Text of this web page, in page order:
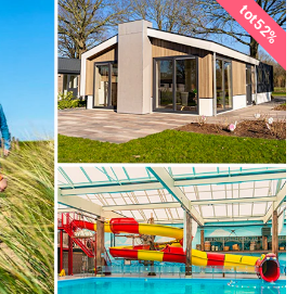
tot
52%